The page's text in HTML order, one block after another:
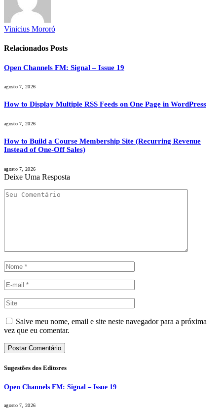
Vinicius Mororó
Relacionados Posts
Open Channels FM: Signal – Issue 19
agosto 7, 2026
How to Display Multiple RSS Feeds on One Page in WordPress
agosto 7, 2026
How to Build a Course Membership Site (Recurring Revenue
Instead of One-Off Sales)
agosto 7, 2026
Deixe Uma Resposta
Salve meu nome, email e site neste navegador para a próxima
vez que eu comentar.
Sugestões dos Editores
Open Channels FM: Signal – Issue 19
agosto 7, 2026